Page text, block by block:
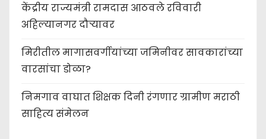
केंद्रीय राज्यमंत्री रामदास आठवले रविवारी
अहिल्यानगर दौऱ्यावर
मिरीतील मागासवर्गीयांच्या जमिनीवर सावकारांच्या
वारसांचा डोळा?
निमगाव वाघात शिक्षक दिनी रंगणार ग्रामीण मराठी
साहित्य संमेलन